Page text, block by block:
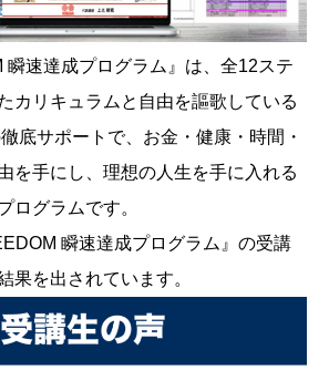
瞬速達成プログラム』は、全12ステ
カリキュラムと自由を謳歌している
底サポートで、お金・健康・時間・
を手にし、理想の人生を手に入れる
ログラムです。
瞬速達成プログラム』の受講
果を出されています。